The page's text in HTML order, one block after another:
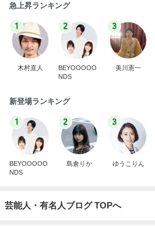
急上昇ランキング
1
木村直人
2
BEYOOOOO
NDS
3
美川憲一
新登場ランキング
1
BEYOOOOO
NDS
2
島倉りか
3
ゆうこりん
芸能人・有名人ブログ TOPへ